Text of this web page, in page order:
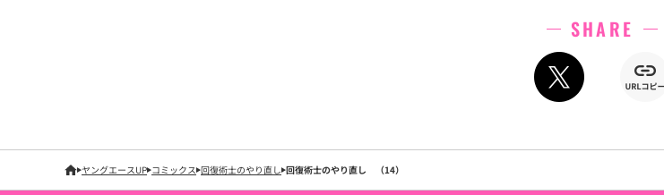
SHARE
ヤングエースUP コミックス 回復術士のやり直し 回復術士のやり直し （14）